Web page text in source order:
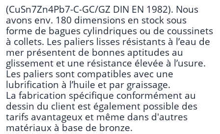
(CuSn7Zn4Pb7-C-GC/GZ DIN EN 1982). Nous
avons env. 180 dimensions en stock sous
forme de bagues cylindriques ou de coussinets
à collets. Les paliers lisses résistants à l’eau de
mer présentent de bonnes aptitudes au
glissement et une résistance élevée à l’usure.
Les paliers sont compatibles avec une
lubrification à l’huile et par graissage.
La fabrication spécifique conformément au
dessin du client est également possible des
tarifs avantageux et même dans d'autres
matériaux à base de bronze.